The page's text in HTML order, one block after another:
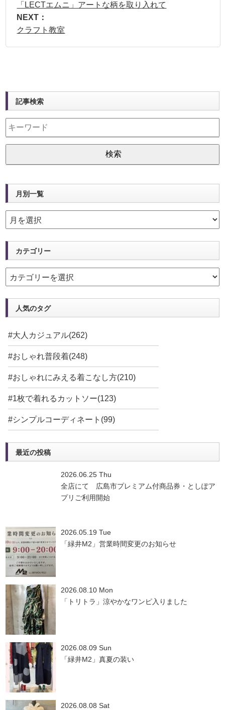
「LECTエムニ」アートな柄を取り入れて
NEXT：
クラフト教室
記事検索
月別一覧
カテゴリー
人気のタグ
#大人カジュアル(262)
#おしゃれ普段着(248)
#おしゃれにみえる着こなし方(210)
#1枚で着れるカットソー(123)
#シンプルコーディネート(99)
最近の投稿
2026.06.25 Thu
全店にて 広島市プレミアム付商品券・としぽア
プリご利用開始
2026.05.19 Tue
「緑井M2」営業時間変更のお知らせ
2026.08.10 Mon
「トリトラ」涼やかなワンピ入りました
2026.08.09 Sun
「緑井M2」真夏の装い
2026.08.08 Sat